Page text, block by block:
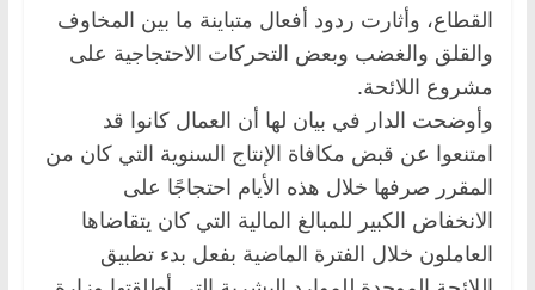
القطاع، وأثارت ردود أفعال متباينة ما بين المخاوف
والقلق والغضب وبعض التحركات الاحتجاجية على
مشروع اللائحة.
وأوضحت الدار في بيان لها أن العمال كانوا قد
امتنعوا عن قبض مكافاة الإنتاج السنوية التي كان من
المقرر صرفها خلال هذه الأيام احتجاجًا على
الانخفاض الكبير للمبالغ المالية التي كان يتقاضاها
العاملون خلال الفترة الماضية بفعل بدء تطبيق